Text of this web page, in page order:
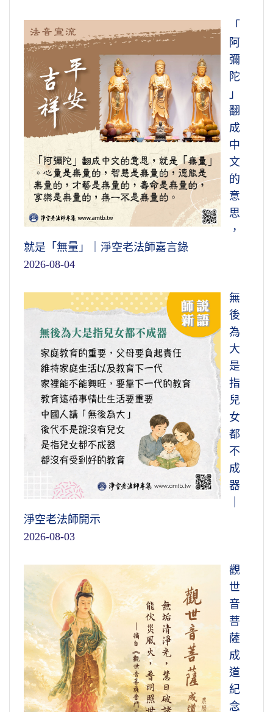
「
阿
彌
陀
」
翻
成
中
文
的
意
思
，
就是「無量」｜淨空老法師嘉言錄
2026-08-04
無
後
為
大
是
指
兒
女
都
不
成
器
淨空老法師開示
2026-08-03
觀
世
音
菩
薩
成
道
紀
念